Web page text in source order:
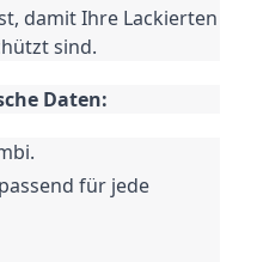
damit Ihre Lackierten
sind.
Daten:
für jede